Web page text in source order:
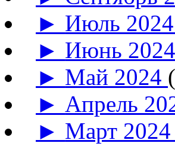
► Июль 2024
► Июнь 2024
► Май 2024
► Апрель
► Март 2024